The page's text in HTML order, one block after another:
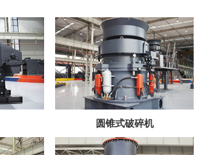
圆锥式破碎机